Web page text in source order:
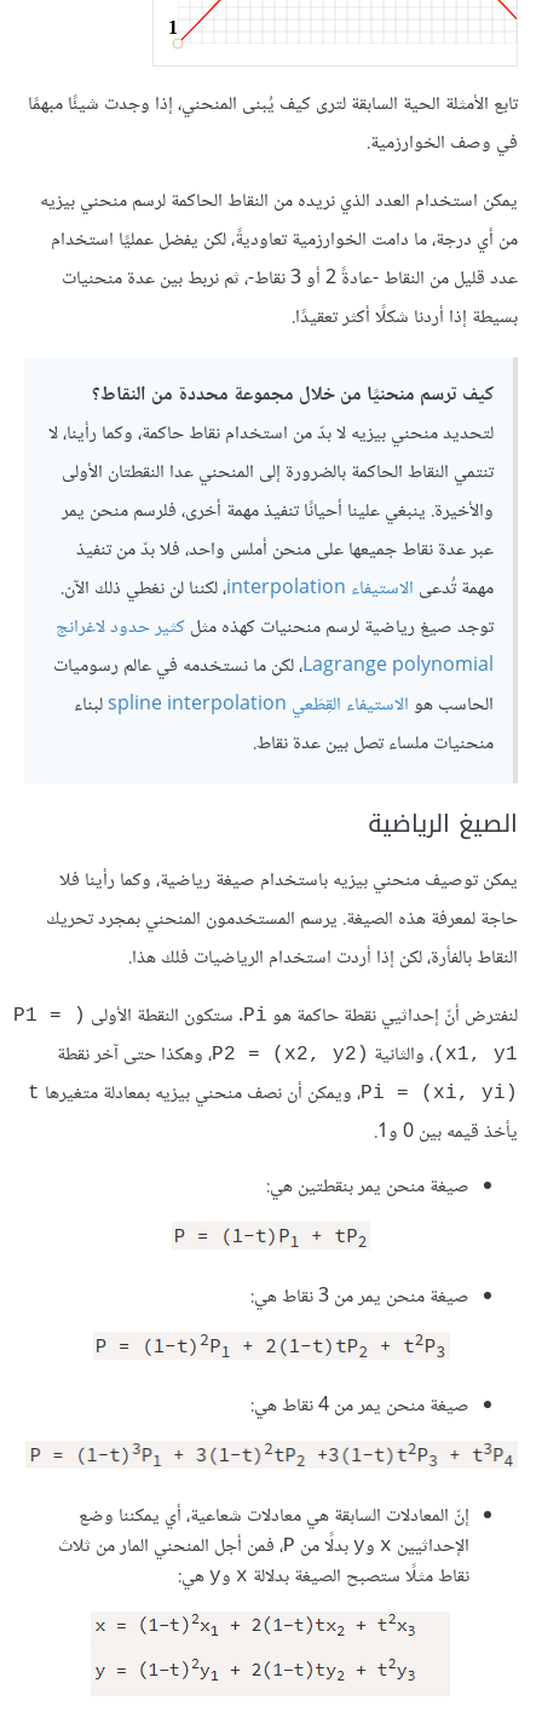
تابع الأمثلة الحية السابقة لترى كيف يُبنى المنحني، إذا وجدت شيئًا مبهمًا
في وصف الخوارزمية.
يمكن استخدام العدد الذي نريده من النقاط الحاكمة لرسم منحني بيزيه
من أي درجة، ما دامت الخوارزمية تعاوديةً، لكن يفضل عمليًا استخدام
عدد قليل من النقاط -عادةً 2 أو 3 نقاط-، ثم نربط بين عدة منحنيات
بسيطة إذا أردنا شكلًا أكثر تعقيدًا.
كيف ترسم منحنيًا من خلال مجموعة محددة من النقاط؟
لتحديد منحني بيزيه لا بدّ من استخدام نقاط حاكمة، وكما رأينا، لا
تنتمي النقاط الحاكمة بالضرورة إلى المنحني عدا النقطتان الأولى
والأخيرة. ينبغي علينا أحيانًا تنفيذ مهمة أخرى، فلرسم منحن يمر
عبر عدة نقاط جميعها على منحن أملس واحد، فلا بدّ من تنفيذ
مهمة تُدعى الاستيفاء interpolation
، لكننا لن نغطي ذلك الآن.
توجد صيغ رياضية لرسم منحنيات كهذه مثلكثير حدود لاغرانج
Lagrange polynomial، لكن ما نستخدمه في عالم رسوميات
الحاسب هوالاستيفاء القِطَعي spline interpolation
لبناء
منحنيات ملساء تصل بين عدة نقاط.
الصيغ الرياضية
يمكن توصيف منحني بيزيه باستخدام صيغة رياضية، وكما رأينا فلا
حاجة لمعرفة هذه الصيغة. يرسم المستخدمون المنحني بمجرد تحريك
النقاط بالفأرة، لكن إذا أردت استخدام الرياضيات فلك هذا.
لنفترض أنّ إحداثيي نقطة حاكمة هو Pi. ستكون النقطة الأولى
(P1 =
(x1, y1، والثانية (P2 = (x2, y2 ، وهكذا حتى آخر نقطة
(Pi = (xi, yi ، ويمكن أن نصف منحني بيزيه بمعادلة متغيرها t
يأخذ قيمه بين 0 و1.
صيغة منحن يمر بنقطتين هي:
صيغة منحن يمر من 3 نقاط هي:
صيغة منحن يمر من 4 نقاط هي:
إنّ المعادلات السابقة هي معادلات شعاعية، أي يمكننا وضع
الإحداثيين x وy بدلًا من P، فمن أجل المنحني المار من ثلاث
نقاط مثلًا ستصبح الصيغة بدلالة x وy هي: